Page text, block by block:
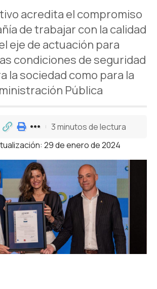
acredita el compromiso
de trabajar con la calidad
eje de actuación para
condiciones de seguridad
la sociedad como para la
Pública
29 de enero de 2024
3 minutos de lectura